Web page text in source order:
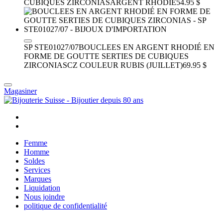
CUBIQUES ZIRCONIASARGENT RHODIÉ54.95 $
SP STE01027/07BOUCLEES EN ARGENT RHODIÉ EN
FORME DE GOUTTE SERTIES DE CUBIQUES
ZIRCONIASCZ COULEUR RUBIS (JUILLET)69.95 $
Magasiner
Femme
Homme
Soldes
Services
Marques
Liquidation
Nous joindre
politique de confidentialité